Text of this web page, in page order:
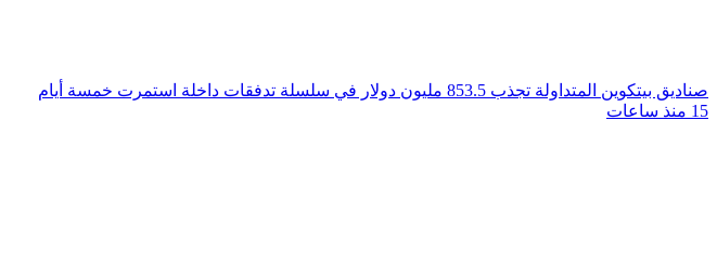
صناديق بيتكوين المتداولة تجذب 853.5 مليون دولار في سلسلة تدفقات داخلة استمرت خمسة أيام
15 منذ ساعات